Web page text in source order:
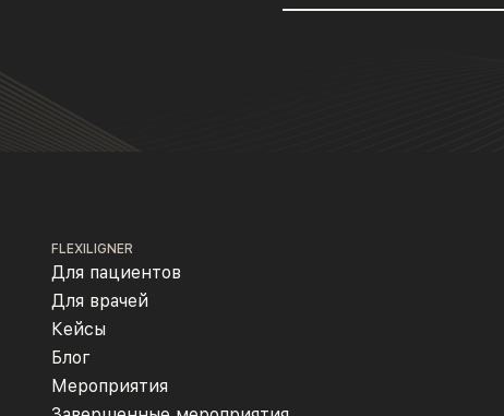
FLEXILIGNER
Для пациентов
Для врачей
Кейсы
Блог
Мероприятия